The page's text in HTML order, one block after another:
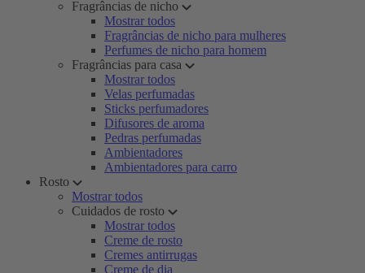
Fragrâncias de nicho
Mostrar todos
Fragrâncias de nicho para mulheres
Perfumes de nicho para homem
Fragrâncias para casa
Mostrar todos
Velas perfumadas
Sticks perfumadores
Difusores de aroma
Pedras perfumadas
Ambientadores
Ambientadores para carro
Rosto
Mostrar todos
Cuidados de rosto
Mostrar todos
Creme de rosto
Cremes antirrugas
Creme de dia